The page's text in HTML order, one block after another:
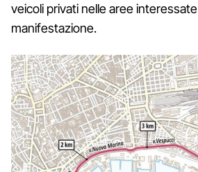
veicoli privati nelle aree
manifestazione.